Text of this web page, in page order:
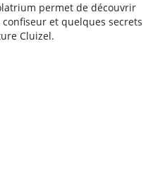
permet de découvrir
et quelques secrets
Cluizel.